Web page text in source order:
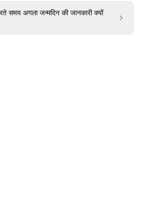
समय अगला जन्मदिन की जानकारी क्यों